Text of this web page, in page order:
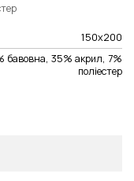
150х200
бавовна, 35% акрил, 7%
поліестер